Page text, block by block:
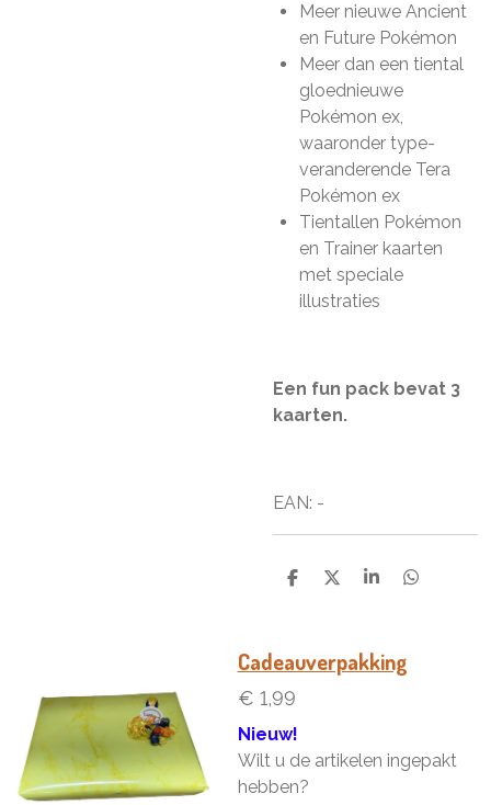
Meer nieuwe Ancient
en Future Pokémon
Meer dan een tiental
gloednieuwe
Pokémon ex,
waaronder type-
veranderende Tera
Pokémon ex
Tientallen Pokémon
en Trainer kaarten
met speciale
illustraties
Een fun pack bevat 3
kaarten.
EAN: -
D
D
S
e
D
Cadeauverpakking
€ 1,99
Nieuw!
Wilt u de artikelen ingepakt
hebben?